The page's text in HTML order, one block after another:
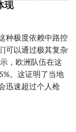
现
种极度依赖中路控
可以通过极其复杂
，欧洲队伍在这
。这证明了当地
迅速超过个人枪